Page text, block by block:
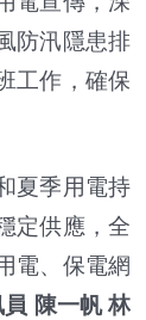
防汛隱患排
工作，確保
夏季用電持
定供應，全
電、保電網
員 陳一帆 林